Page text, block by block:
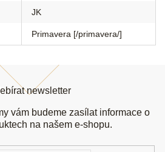
JK
Primavera [/primavera/]
newsletter
vám budeme zasílat informace o
na našem e-shopu.